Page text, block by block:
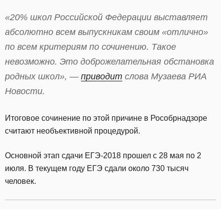
«20% школ Российской Федерации выставляет
абсолютно всем выпускникам своим «отлично»
по всем критериям по сочинению. Такое
невозможно. Это доброжелательная обстановка
родных школ», — приводит слова Музаева РИА
Новости.
Итоговое сочинение по этой причине в Рособрнадзоре
считают необъективной процедурой.
Основной этап сдачи ЕГЭ-2018 прошел с 28 мая по 2
июля. В текущем году ЕГЭ сдали около 730 тысяч
человек.